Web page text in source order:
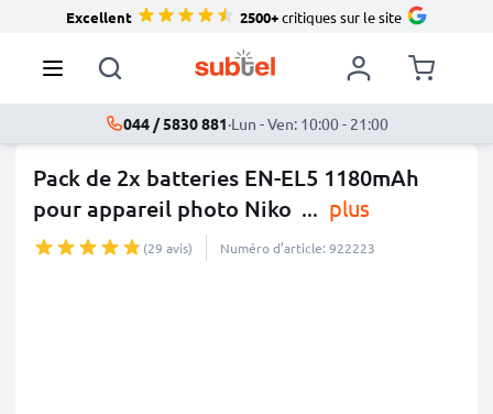
Excellent 2500+critiques sur le site
044 / 5830 881·Lun - Ven: 10:00 - 21:00
Pack de 2x batteries EN-EL5 1180mAh
pour appareil photo Niko ... plus
(29 avis) Numéro d’article: 922223